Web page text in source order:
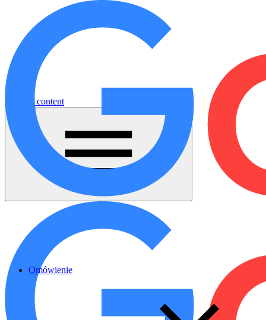
Jump to content
Omówienie